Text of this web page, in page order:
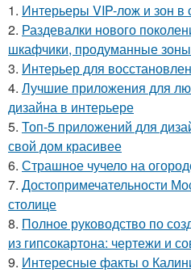
1. Интерьеры VIP-лож и зон в
2. Раздевалки нового
шкафчики, продуманные
3. Интерьер для
4. Лучшие приложения для
дизайна в интерьере
5. Топ-5 приложений для
свой дом красивее
6. Страшное чучело на
7. Достопримечательности
столице
8. Полное руководство по
из гипсокартона: чертежи и
9. Интересные факты о